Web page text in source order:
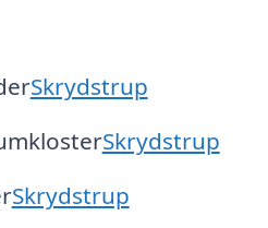
Skrydstrup
Skrydstrup
Skrydstrup